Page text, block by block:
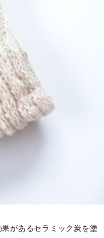
があるセラミック炭を塗